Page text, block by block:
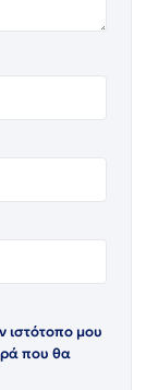
ιστότοπο μου
που θα